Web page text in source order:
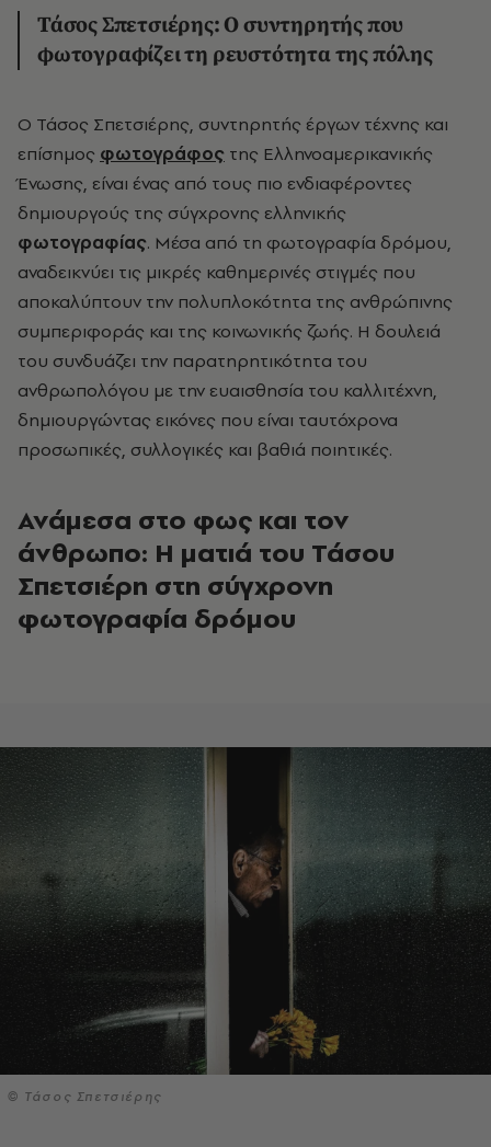
Τάσος Σπετσιέρης: Ο συντηρητής που
φωτογραφίζει τη ρευστότητα της πόλης
Ο Τάσος Σπετσιέρης, συντηρητής έργων τέχνης και
επίσημος φωτογράφος της Ελληνοαμερικανικής
Ένωσης, είναι ένας από τους πιο ενδιαφέροντες
δημιουργούς της σύγχρονης ελληνικής
φωτογραφίας. Μέσα από τη φωτογραφία δρόμου,
αναδεικνύει τις μικρές καθημερινές στιγμές που
αποκαλύπτουν την πολυπλοκότητα της ανθρώπινης
συμπεριφοράς και της κοινωνικής ζωής. Η δουλειά
του συνδυάζει την παρατηρητικότητα του
ανθρωπολόγου με την ευαισθησία του καλλιτέχνη,
δημιουργώντας εικόνες που είναι ταυτόχρονα
προσωπικές, συλλογικές και βαθιά ποιητικές.
Ανάμεσα στο φως και τον
άνθρωπο: Η ματιά του Τάσου
Σπετσιέρη στη σύγχρονη
φωτογραφία δρόμου
© Τάσος Σπετσιέρης